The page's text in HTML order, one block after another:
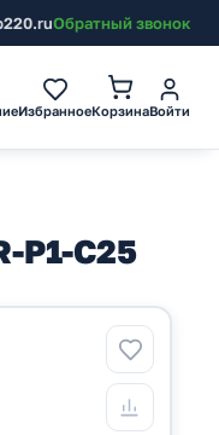
Обратный звонок
ИзбранноеКорзинаВойти
P1-C25